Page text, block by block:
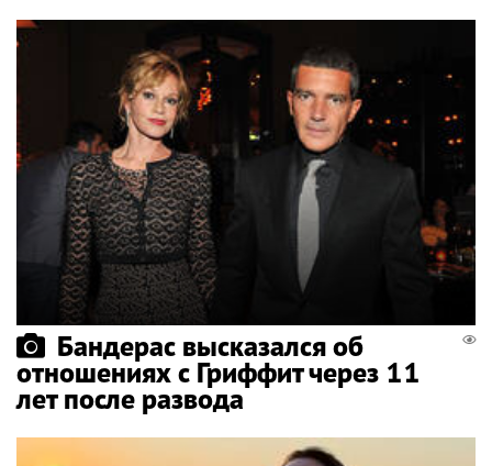
Бандерас высказался об
отношениях с Гриффит через 11
лет после развода